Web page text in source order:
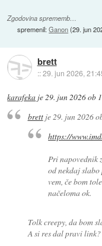
Zgodovina sprememb…
spremenil:Ganon(29. jun
brett
::29. jun 2026,
karafeka je29. jun 2026 ob
brettje29. jun 2026
https://
Pri napovednik
od nekdaj slabo
vem, če bom
načeloma ok.
Tolk creepy, da bom
A si res dal pravi link?